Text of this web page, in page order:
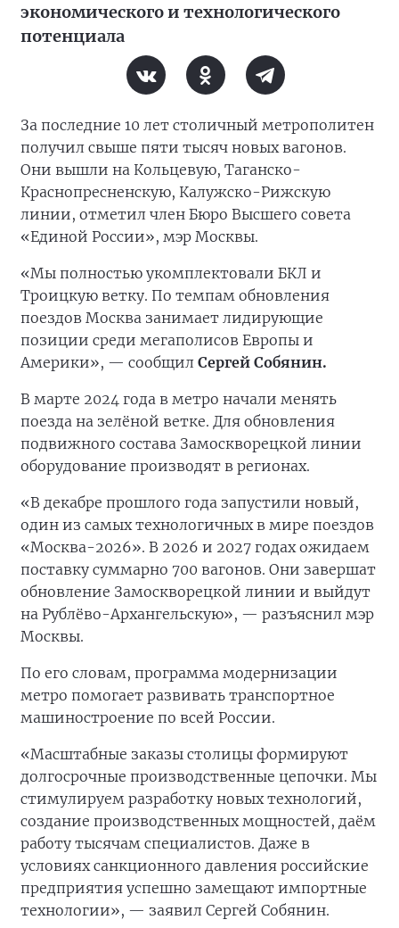
экономического и технологического
потенциала
За последние 10 лет столичный метрополитен
получил свыше пяти тысяч новых вагонов.
Они вышли на Кольцевую, Таганско-
Краснопресненскую, Калужско-Рижскую
линии, отметил член Бюро Высшего совета
«Единой России», мэр Москвы.
«Мы полностью укомплектовали БКЛ и
Троицкую ветку. По темпам обновления
поездов Москва занимает лидирующие
позиции среди мегаполисов Европы и
Америки», — сообщил Сергей Собянин.
В марте 2024 года в метро начали менять
поезда на зелёной ветке. Для обновления
подвижного состава Замоскворецкой линии
оборудование производят в регионах.
«В декабре прошлого года запустили новый,
один из самых технологичных в мире поездов
«Москва-2026». В 2026 и 2027 годах ожидаем
поставку суммарно 700 вагонов. Они завершат
обновление Замоскворецкой линии и выйдут
на Рублёво-Архангельскую», — разъяснил мэр
Москвы.
По его словам, программа модернизации
метро помогает развивать транспортное
машиностроение по всей России.
«Масштабные заказы столицы формируют
долгосрочные производственные цепочки. Мы
стимулируем разработку новых технологий,
создание производственных мощностей, даём
работу тысячам специалистов. Даже в
условиях санкционного давления российские
предприятия успешно замещают импортные
технологии», — заявил Сергей Собянин.